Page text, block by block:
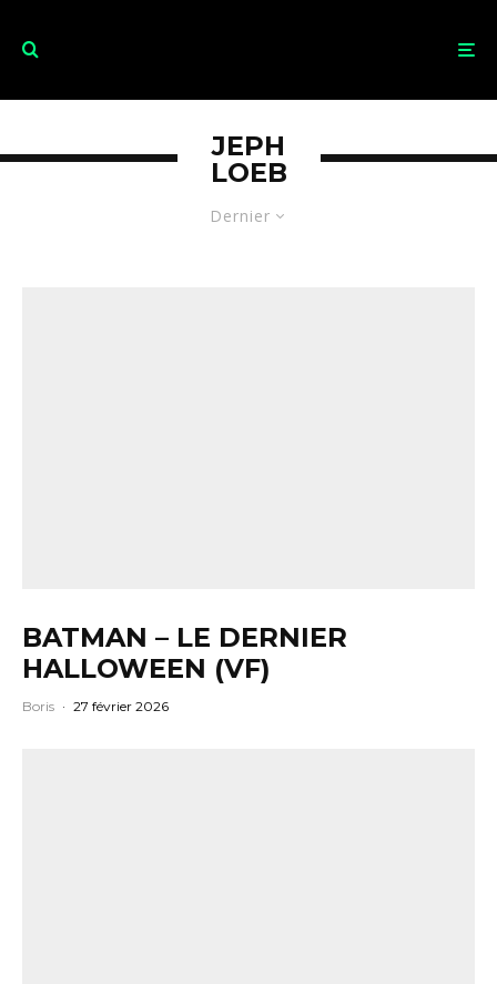
Dernier
JEPH
LOEB
BATMAN – LE DERNIER
HALLOWEEN (VF)
Boris · 27 février 2026